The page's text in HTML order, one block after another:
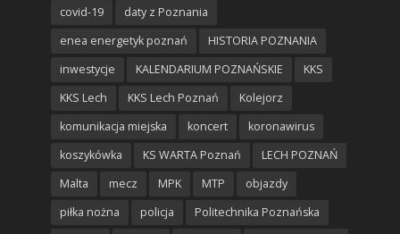
covid-19
daty z Poznania
enea energetyk poznań
HISTORIA POZNANIA
inwestycje
KALENDARIUM POZNAŃSKIE
KKS
KKS Lech
KKS Lech Poznań
Kolejorz
komunikacja miejska
koncert
koronawirus
koszykówka
KS WARTA Poznań
LECH POZNAŃ
Malta
mecz MPK MTP
objazdy
piłka nożna
policja
Politechnika Poznańska